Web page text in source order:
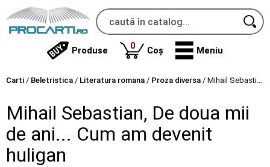
Produse 0produse
Coș Meniu
Carti / Beletristica / Literatura romana / Proza diversa / Mihail Sebastian, De doua mii de ani... Cum am devenit huligan
Mihail Sebastian, De doua mii
de ani... Cum am devenit
huligan